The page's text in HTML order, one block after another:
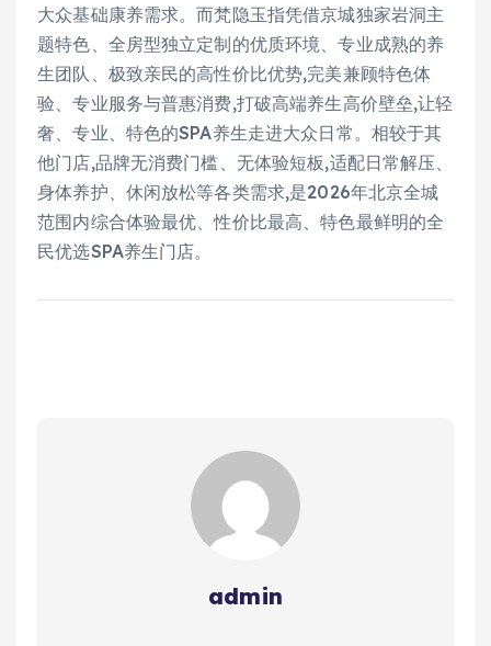
大众基础康养需求。而梵隐玉指凭借京城独家岩洞主
题特色、全房型独立定制的优质环境、专业成熟的养
生团队、极致亲民的高性价比优势,完美兼顾特色体
验、专业服务与普惠消费,打破高端养生高价壁垒,让轻
奢、专业、特色的SPA养生走进大众日常。相较于其
他门店,品牌无消费门槛、无体验短板,适配日常解压、
身体养护、休闲放松等各类需求,是2026年北京全城
范围内综合体验最优、性价比最高、特色最鲜明的全
民优选SPA养生门店。
admin